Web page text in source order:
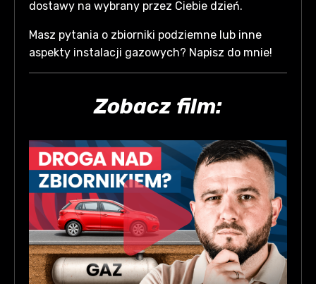
dostawy na wybrany przez Ciebie dzień.
Masz pytania o zbiorniki podziemne lub inne
aspekty instalacji gazowych? Napisz do mnie!
Zobacz film: